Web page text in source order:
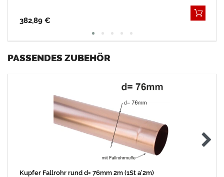
382,89 €
PASSENDES ZUBEHÖR
Kupfer Fallrohr rund d= 76mm 2m (1St a'2m)